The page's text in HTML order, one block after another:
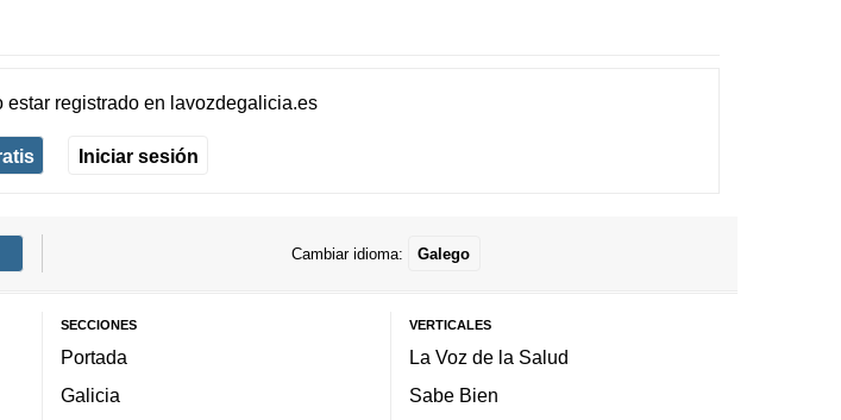
estar registradoen lavozdegalicia.es
Iniciar sesión
Cambiar idioma: Galego
SECCIONES
Portada
Galicia
VERTICALES
La Voz de la Salud
Sabe Bien